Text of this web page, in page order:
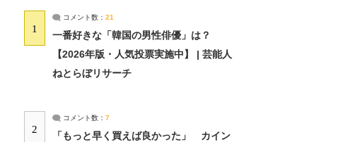
1
コメント数： 21
一番好きな「韓国の男性俳優」は？
【2026年版・人気投票実施中】 | 芸能人
ねとらぼリサーチ
2
コメント数： 7
「もっと早く買えば良かった」 カイン